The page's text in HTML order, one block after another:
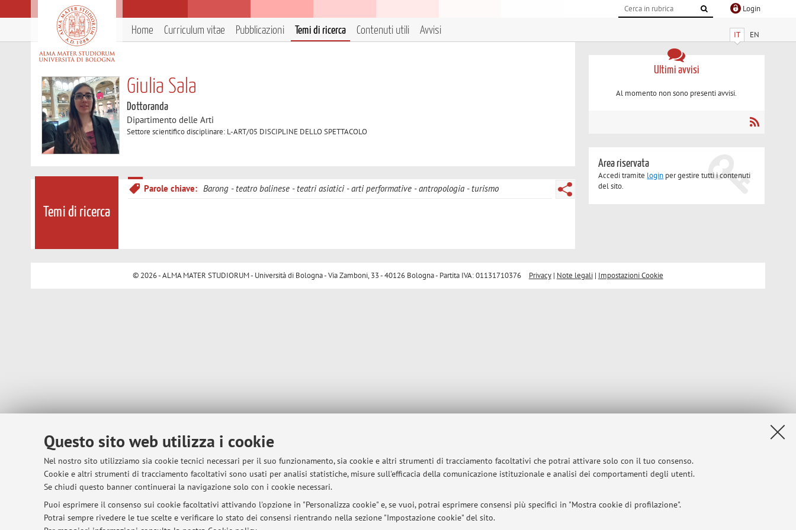
Questo sito web utilizza i cookie
Nel nostro sito utilizziamo sia cookie tecnici necessari per il suo funzionamento, sia cookie e altri strumenti di tracciamento facoltativi che potrai attivare solo con il tuo consenso.
Cookie e altri strumenti di tracciamento facoltativi sono usati per analisi statistiche, misure sull'efficacia della comunicazione istituzionale e analisi dei comportamenti degli utenti.
Se chiudi questo banner continuerai la navigazione solo con i cookie necessari.
Puoi esprimere il consenso sui cookie facoltativi attivando l'opzione in "Personalizza cookie" e, se vuoi, potrai esprimere consensi più specifici in "Mostra cookie di profilazione".
Potrai sempre rivedere le tue scelte e verificare lo stato dei consensi rientrando nella sezione "Impostazione cookie" del sito.
Login
IT EN
Home Curriculum vitae Pubblicazioni Temi di ricerca Contenuti utili Avvisi
Giulia Sala
Dottoranda
Dipartimento delle Arti
Settore scientifico disciplinare: L-ART/05 DISCIPLINE DELLO SPETTACOLO
Temi di ricerca
Parole chiave: Barong - teatro balinese - teatri asiatici - arti performative - antropologia - turismo
Ultimi avvisi
Al momento non sono presenti avvisi.
Area riservata
Accedi tramite login per gestire tutti i contenuti
del sito.
© 2026 - ALMA MATER STUDIORUM - Università di Bologna - Via Zamboni, 33 - 40126 Bologna - Partita IVA: 01131710376 Privacy| Note legali| Impostazioni Cookie